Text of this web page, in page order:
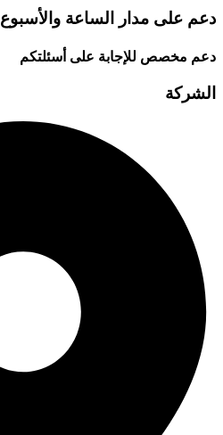
دعم على مدار الساعة والأسبوع
دعم مخصص للإجابة على أسئلتكم
الشركة